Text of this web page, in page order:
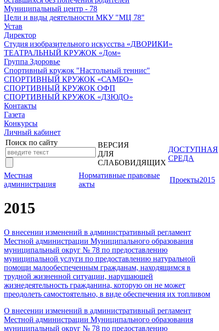
Муниципальный центр - 78
Цели и виды деятельности МКУ "МЦ 78"
Устав
Директор
Студия изобразительного искусства «ДВОРИКИ»
ТЕАТРАЛЬНЫЙ КРУЖОК «Дом»
Группа Здоровье
Спортивный кружок "Настольный теннис"
СПОРТИВНЫЙ КРУЖОК «САМБО»
СПОРТИВНЫЙ КРУЖОК ОФП
СПОРТИВНЫЙ КРУЖОК «ДЗЮДО»
Контакты
Газета
Конкурсы
Личный кабинет
Поиск по сайту
ВЕРСИЯ
ДЛЯ
СЛАБОВИДЯЩИХ
ДОСТУПНАЯ
СРЕДА
Местная
администрация
Нормативные правовые
акты
Проекты2015
2015
О внесении изменений в административный регламент
Местной администрации Муниципального образования
муниципальный округ № 78 по предоставлению
муниципальной услуги по предоставлению натуральной
помощи малообеспеченным гражданам, находящимся в
трудной жизненной ситуации, нарушающей
жизнедеятельность гражданина, которую он не может
преодолеть самостоятельно, в виде обеспечения их топливом
О внесении изменений в административный регламент
Местной администрации Муниципального образования
муниципальный округ № 78 по предоставлению